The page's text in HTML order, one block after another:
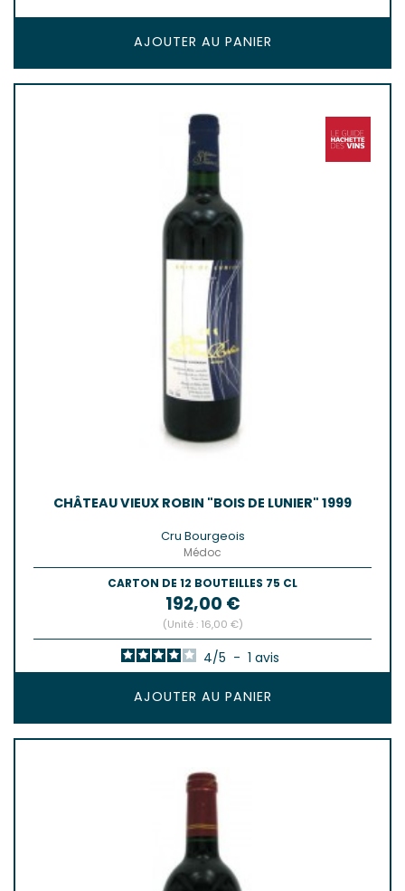
AJOUTER AU PANIER
CHÂTEAU VIEUX ROBIN "BOIS DE LUNIER" 1999
Cru Bourgeois
Médoc
CARTON DE 12 BOUTEILLES 75 CL
Prix
192,00 €
(Unité : 16,00 €)
4/5 - 1 avis
AJOUTER AU PANIER